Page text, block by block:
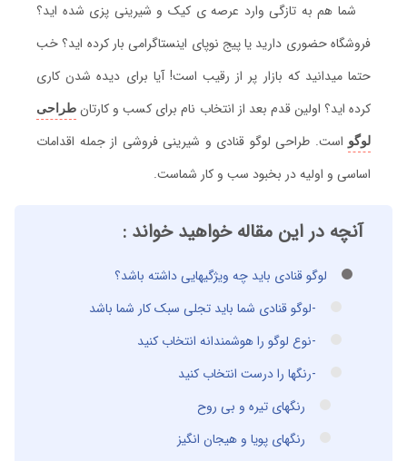
شما هم به تازگی وارد عرصه ی کیک و شیرینی پزی شده اید؟
فروشگاه حضوری دارید یا پیج نوپای اینستاگرامی بار کرده اید؟ خب
حتما میدانید که بازار پر از رقیب است! آیا برای دیده شدن کاری
کرده اید؟ اولین قدم بعد از انتخاب نام برای کسب و کارتان طراحی
لوگواست. طراحی لوگو قنادی و شیرینی فروشی از جمله اقدامات
اساسی و اولیه در بخبود سب و کار شماست.
آنچه در این مقاله خواهید خواند :
لوگو قنادی باید چه ویژگیهایی داشته باشد؟
-لوگو قنادی شما باید تجلی سبک کار شما باشد
-نوع لوگو را هوشمندانه انتخاب کنید
-رنگها را درست انتخاب کنید
رنگهای تیره و بی روح
رنگهای پویا و هیجان انگیز